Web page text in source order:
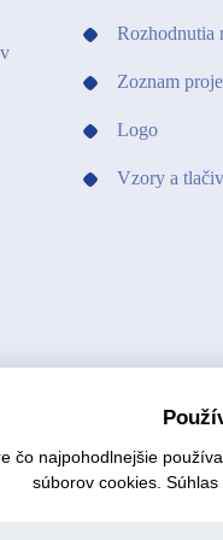
Rozhodnutia
Zoznam
Logo
Vzory a
čo najpohodlnejšie
súborov cookies.